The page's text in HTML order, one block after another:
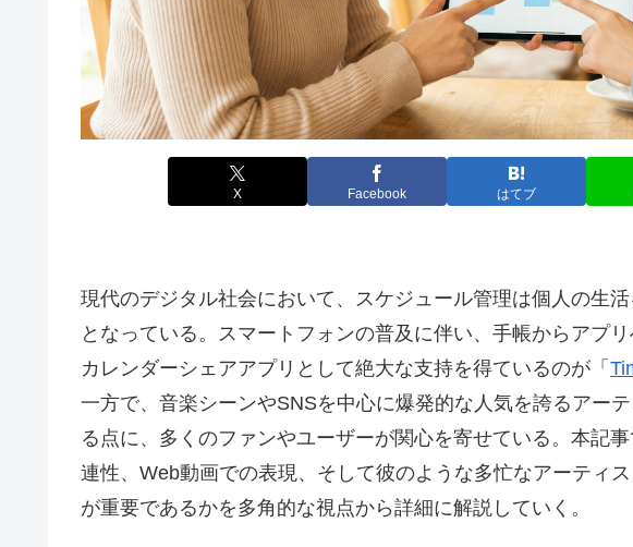
X Facebook はてブ
現代のデジタル社会において、スケジュール管理は個人の生
となっている。スマートフォンの普及に伴い、手帳からアプ
カレンダーシェアアプリとして絶大な支持を得ているのが「
一方で、音楽シーンやSNSを中心に爆発的な人気を誇るアー
る点に、多くのファンやユーザーが関心を寄せている。本記
連性、Web動画での表現、そして彼のような多忙なアーティ
が重要であるかを多角的な視点から詳細に解説していく。